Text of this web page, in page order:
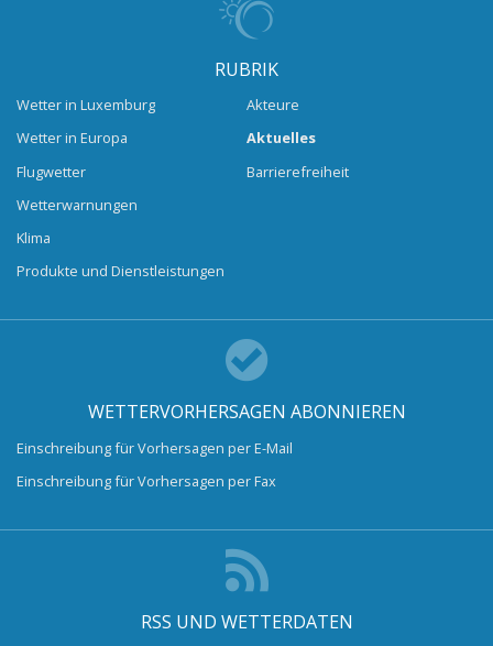
RUBRIK
Wetter in Luxemburg
Wetter in Europa
Flugwetter
Wetterwarnungen
Klima
Produkte und Dienstleistungen
Akteure
Aktuelles
Barrierefreiheit
WETTERVORHERSAGEN ABONNIEREN
Einschreibung für Vorhersagen per E-Mail
Einschreibung für Vorhersagen per Fax
RSS UND WETTERDATEN